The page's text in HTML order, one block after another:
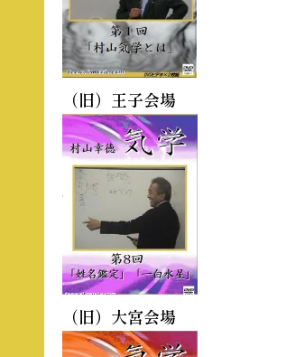
（旧）王子会場
（旧）大宮会場